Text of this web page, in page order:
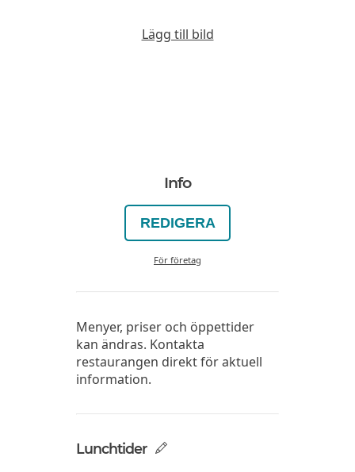
Lägg till bild
Info
REDIGERA
För företag
Menyer, priser och öppettider
kan ändras. Kontakta
restaurangen direkt för aktuell
information.
Lunchtider